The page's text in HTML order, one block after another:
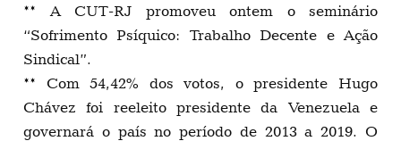
** A CUT-RJ promoveu ontem o seminário
“Sofrimento Psíquico: Trabalho Decente e Ação
Sindical”.
** Com 54,42% dos votos, o presidente Hugo
Chávez foi reeleito presidente da Venezuela e
governará o país no período de 2013 a 2019. O